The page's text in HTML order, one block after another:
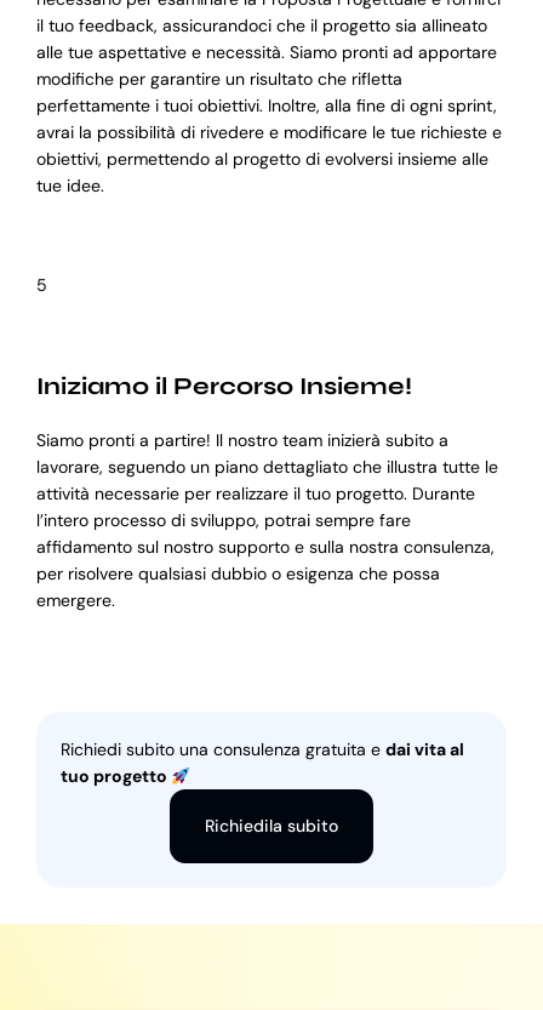
il tuo feedback, assicurandoci che il progetto sia allineato
alle tue aspettative e necessità. Siamo pronti ad apportare
modifiche per garantire un risultato che rifletta
perfettamente i tuoi obiettivi. Inoltre, alla fine di ogni sprint,
avrai la possibilità di rivedere e modificare le tue richieste e
obiettivi, permettendo al progetto di evolversi insieme alle
tue idee.
5
Iniziamo il Percorso Insieme!
Siamo pronti a partire! Il nostro team inizierà subito a
lavorare, seguendo un piano dettagliato che illustra tutte le
attività necessarie per realizzare il tuo progetto. Durante
l’intero processo di sviluppo, potrai sempre fare
affidamento sul nostro supporto e sulla nostra consulenza,
per risolvere qualsiasi dubbio o esigenza che possa
emergere.
Richiedi subito una consulenza gratuita e dai vita al
tuo progetto
Richiedila subito